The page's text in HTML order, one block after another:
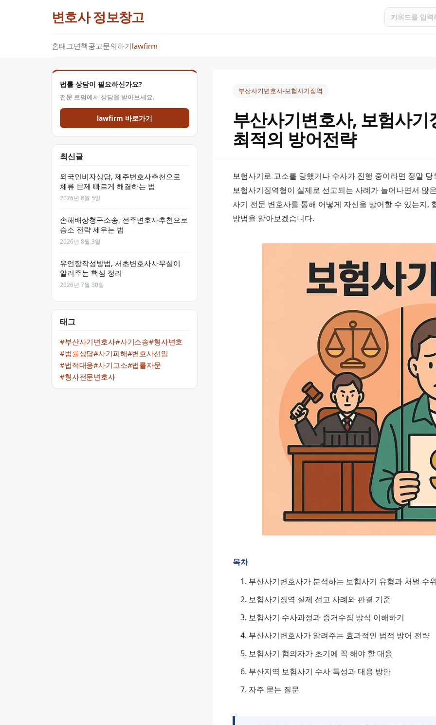
변호사 정보창고
홈태그면책공고문의하기lawfirm
법률 상담이 필요하신가요?
전문 로펌에서 상담을 받아보세요.
lawfirm 바로가기
최신글
외국인비자상담, 제주변호사추천으로
체류 문제 빠르게 해결하는 법
2026년 8월 5일
손해배상청구소송, 전주변호사추천으로
승소 전략 세우는 법
2026년 8월 3일
유언장작성방법, 서초변호사사무실이
알려주는 핵심 정리
2026년 7월 30일
태그
#부산사기변호사#사기소송#형사변호
#법률상담#사기피해#변호사선임
#법적대응#사기고소#법률자문
#형사전문변호사
부산사기변호사-보험사기징역
부산사기변호사, 보험사
최적의 방어전략
보험사기로 고소를 당했거나 수사가 진행 중이라면 정말
보험사기징역형이 실제로 선고되는 사례가 늘어나면서 많
사기 전문 변호사를 통해 어떻게 자신을 방어할 수 있는지,
방법을 알아보겠습니다.
목차
부산사기변호사가 분석하는 보험사기 유형과 처벌 수
보험사기징역 실제 선고 사례와 판결 기준
보험사기 수사과정과 증거수집 방식 이해하기
부산사기변호사가 알려주는 효과적인 법적 방어 전략
보험사기 혐의자가 초기에 꼭 해야 할 대응
부산지역 보험사기 수사 특성과 대응 방안
자주 묻는 질문